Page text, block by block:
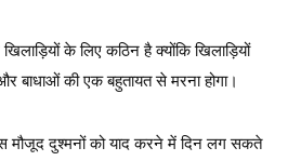
के लिए कठिन है क्योंकि खिलाड़ियों
बाधाओं की एक बहुतायत से मरना होगा।
दुश्मनों को याद करने में दिन लग सकते